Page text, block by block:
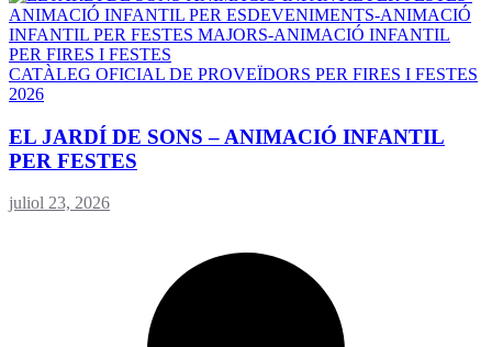
CATÀLEG OFICIAL DE PROVEÏDORS PER FIRES I FESTES
2026
EL JARDÍ DE SONS – ANIMACIÓ INFANTIL
PER FESTES
juliol 23, 2026